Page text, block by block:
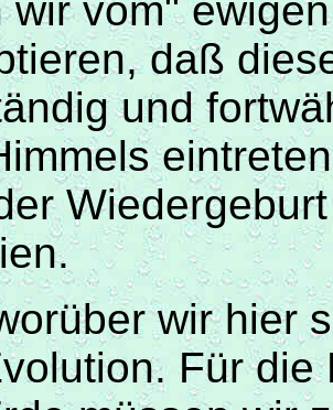
wir vom"
daß
und
wir hier
Für die